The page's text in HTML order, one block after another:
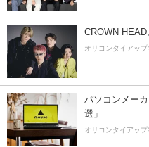
CROWN
オリコンタイアップ
パソコンメー
選」
オリコンタイアップ